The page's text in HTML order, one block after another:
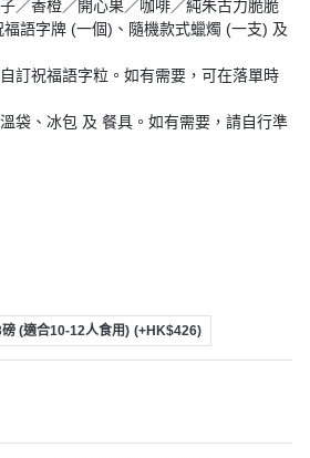
／香橙／開心果／咖啡／純朱古力脆脆
語字牌 (一個)、隨機款式蠟燭 (一支) 及
訂祝福語字粒。如有需要，可在落單時
袋、冰包 及 餐具。如有需要，請自行準
(適合10-12人食用) (+HK$426)